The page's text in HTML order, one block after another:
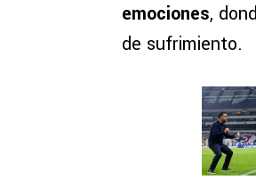
emociones,
de sufrimiento.